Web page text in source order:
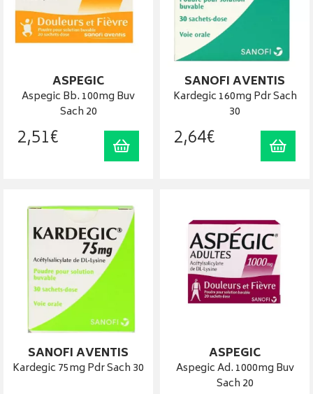
ASPEGIC
Aspegic Bb. 100mg Buv
Sach 20
2,51€ Ajouter au panier
SANOFI AVENTIS
Kardegic 160mg Pdr Sach
30
2,64€
SANOFI AVENTIS
Kardegic 75mg Pdr Sach 30
ASPEGIC
Aspegic Ad. 1000mg Buv
Sach 20